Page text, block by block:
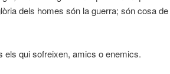
dels homes són la guerra; són cosa de
els qui sofreixen, amics o enemics.